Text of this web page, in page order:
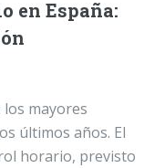
en España:
mayores
últimos años. El
horario, previsto